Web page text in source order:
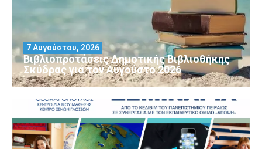
Βιβλιοπροτάσεις Δημοτικής Βιβλιοθήκης
Σκύδρας για τον Αύγούστο 2026
7 Αυγούστου, 2026